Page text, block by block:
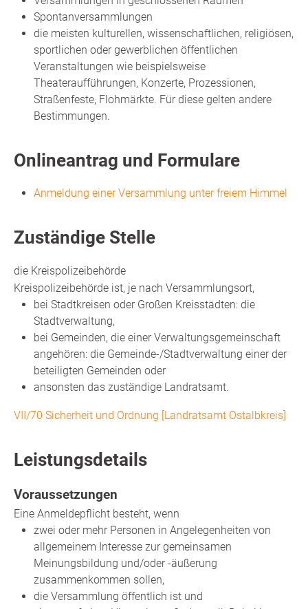
Spontanversammlungen
die meisten kulturellen, wissenschaftlichen, religiösen,
sportlichen oder gewerblichen öffentlichen
Veranstaltungen wie beispielsweise
Theateraufführungen, Konzerte, Prozessionen,
Straßenfeste, Flohmärkte. Für diese gelten andere
Bestimmungen.
Onlineantrag und Formulare
Anmeldung einer Versammlung unter freiem Himmel
Zuständige Stelle
die Kreispolizeibehörde
Kreispolizeibehörde ist, je nach Versammlungsort,
bei Stadtkreisen oder Großen Kreisstädten: die
Stadtverwaltung,
bei Gemeinden, die einer Verwaltungsgemeinschaft
angehören: die Gemeinde-/Stadtverwaltung einer der
beteiligten Gemeinden oder
ansonsten das zuständige Landratsamt.
VII/70 Sicherheit und Ordnung [Landratsamt Ostalbkreis]
Leistungsdetails
Voraussetzungen
Eine Anmeldepflicht besteht, wenn
zwei oder mehr Personen in Angelegenheiten von
allgemeinem Interesse zur gemeinsamen
Meinungsbildung und/oder -äußerung
zusammenkommen sollen,
die Versammlung öffentlich ist und